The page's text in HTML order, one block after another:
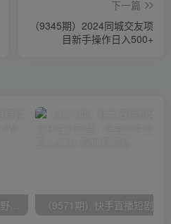
下一篇
（9345期）2024同城交友项
目新手操作日入500+
（10150期）2024高考项目野路子玩法，无限裂变，最高一天1W＋！